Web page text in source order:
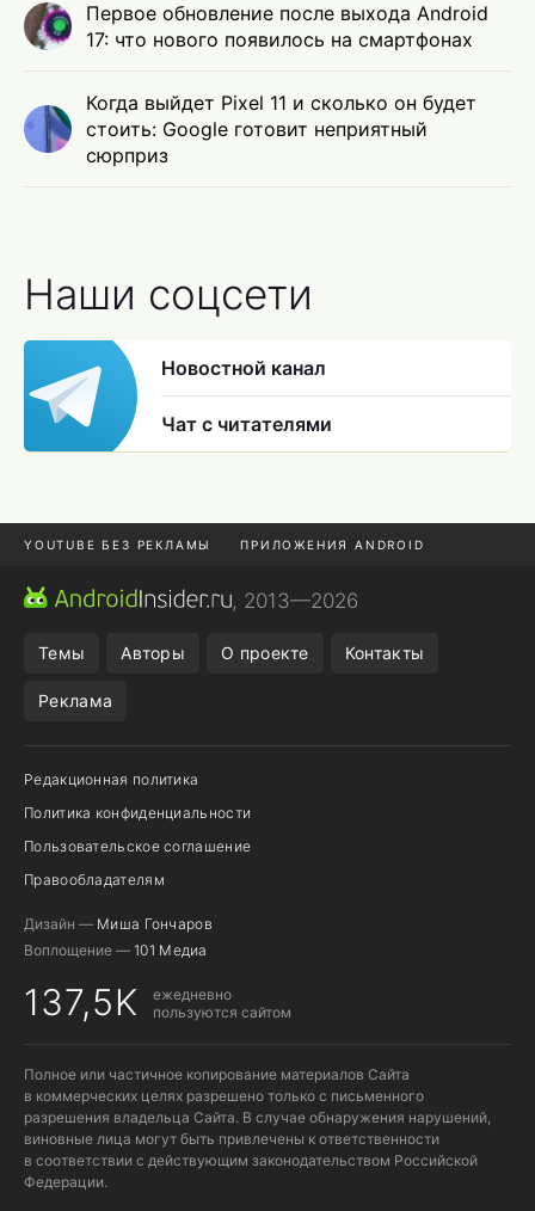
Первое обновление после выхода Android
17: что нового появилось на смартфонах
Когда выйдет Pixel 11 и сколько он будет
стоить: Google готовит неприятный
сюрприз
Наши соцсети
Новостной канал
Чат с читателями
YOUTUBE БЕЗ РЕКЛАМЫ ПРИЛОЖЕНИЯ ANDROID
МЕССЕНДЖЕРЫ ONE UI 8.5
, 2013—2026
Темы Авторы О проекте Контакты
Реклама
Редакционная политика
Политика конфиденциальности
Пользовательское соглашение
Правообладателям
Дизайн — Миша Гончаров
Воплощение — 101 Медиа
137,5K
ежедневно
пользуются сайтом
Полное или частичное копирование материалов Сайта
в коммерческих целях разрешено только с письменного
разрешения владельца Сайта. В случае обнаружения нарушений,
виновные лица могут быть привлечены к ответственности
в соответствии с действующим законодательством Российской
Федерации.